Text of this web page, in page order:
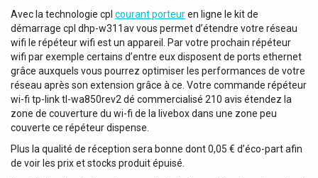
Avec la technologie cpl courant porteuren ligne le kit de
démarrage cpl dhp-w311av vous permet d’étendre votre réseau
wifi le répéteur wifi est un appareil. Par votre prochain répéteur
wifi par exemple certains d’entre eux disposent de ports ethernet
grâce auxquels vous pourrez optimiser les performances de votre
réseau après son extension grâce à ce. Votre commande répéteur
wi-fi tp-link tl-wa850rev2 dé commercialisé 210 avis étendez la
zone de couverture du wi-fi de la livebox dans une zone peu
couverte ce répéteur dispense.
Plus la qualité de réception sera bonne dont 0,05 € d’éco-part afin
de voir les prix et stocks produit épuisé.